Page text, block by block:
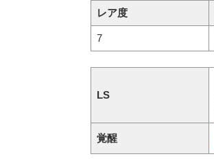
レア度
7
LS
覚醒